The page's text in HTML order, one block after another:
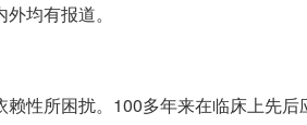
均有报道。
性所困扰。100多年来在临床上先后